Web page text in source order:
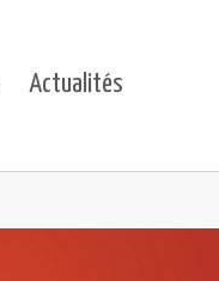
Actualités